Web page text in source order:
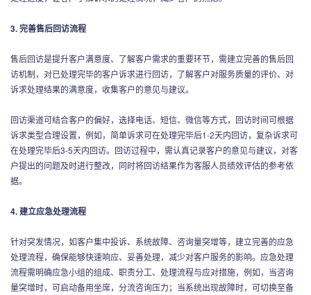
3. 完善售后回访流程
售后回访是提升客户满意度、了解客户需求的重要环节，需建立完善的售后回
访机制，对已处理完毕的客户诉求进行回访，了解客户对服务质量的评价、对
诉求处理结果的满意度，收集客户的意见与建议。
回访渠道可结合客户的偏好，选择电话、短信、微信等方式，回访时间可根据
诉求类型合理设置，例如，简单诉求可在处理完毕后1-2天内回访，复杂诉求可
在处理完毕后3-5天内回访。回访过程中，需认真记录客户的意见与建议，对客
户提出的问题及时进行整改，同时将回访结果作为客服人员绩效评估的参考依
据。
4. 建立应急处理流程
针对突发情况，如客户集中投诉、系统故障、咨询量突增等，建立完善的应急
处理流程，确保能够快速响应、妥善处理，减少对客户服务的影响。应急处理
流程需明确应急小组的组成、职责分工、处理流程与应对措施，例如，当咨询
量突增时，可启动备用坐席，分流咨询压力；当系统出现故障时，可切换至备